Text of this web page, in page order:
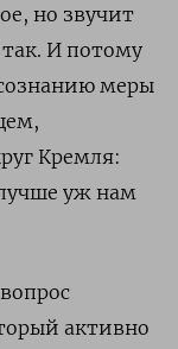
но звучит
И потому
меры
Кремля:
уж нам
активно